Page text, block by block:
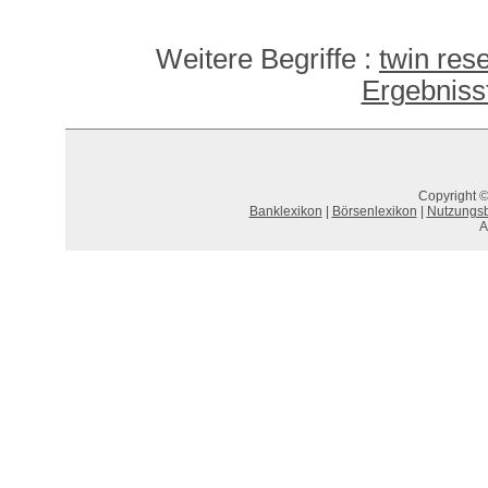
Weitere Begriffe : twin
Copyright
Banklexikon
Börsenlexikon